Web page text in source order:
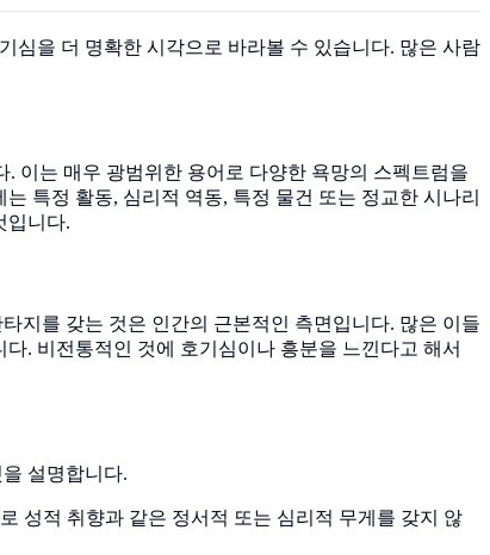
심을 더 명확한 시각으로 바라볼 수 있습니다. 많은 사람
이는 매우 광범위한 용어로 다양한 욕망의 스펙트럼을
특정 활동, 심리적 역동, 특정 물건 또는 정교한 시나리
입니다.
지를 갖는 것은 인간의 근본적인 측면입니다. 많은 이들
. 비전통적인 것에 호기심이나 흥분을 느낀다고 해서
설명합니다.
성적 취향과 같은 정서적 또는 심리적 무게를 갖지 않